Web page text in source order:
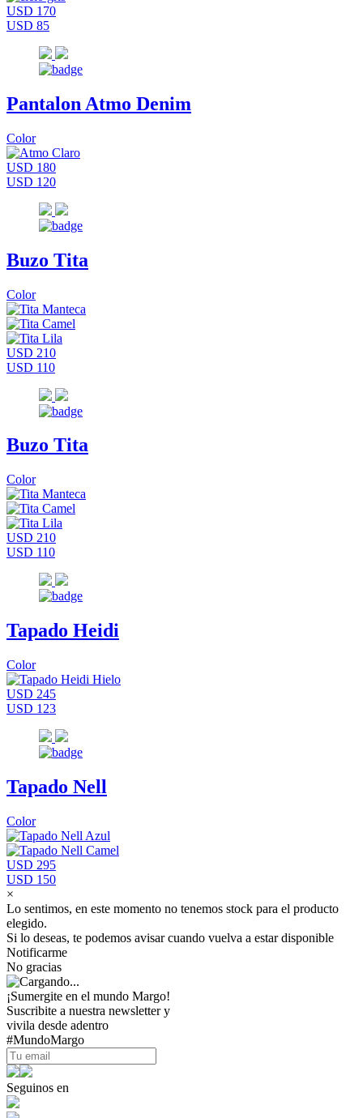
USD 170
USD 85
Pantalon Atmo Denim
Color
USD 180
USD 120
Buzo Tita
Color
USD 210
USD 110
Buzo Tita
Color
USD 210
USD 110
Tapado Heidi
Color
USD 245
USD 123
Tapado Nell
Color
USD 295
USD 150
×
Lo sentimos, en este momento no tenemos stock para el producto
elegido.
Si lo deseas, te podemos avisar cuando vuelva a estar disponible
Notificarme
No gracias
¡Sumergite en el mundo Margo!
Suscribite a nuestra newsletter y
vivila desde adentro
#MundoMargo
Seguinos en